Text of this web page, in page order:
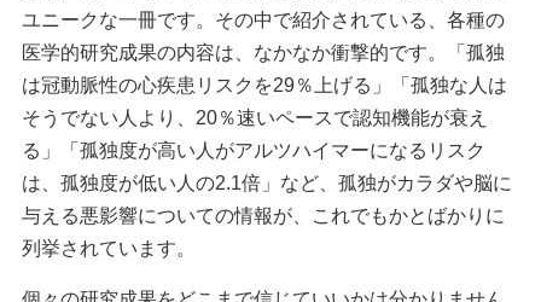
ユニークな一冊です。その中で紹介されている、各種の
医学的研究成果の内容は、なかなか衝撃的です。「孤独
は冠動脈性の心疾患リスクを29％上げる」「孤独な人は
そうでない人より、20％速いペースで認知機能が衰え
る」「孤独度が高い人がアルツハイマーになるリスク
は、孤独度が低い人の2.1倍」など、孤独がカラダや脳に
与える悪影響についての情報が、これでもかとばかりに
列挙されています。